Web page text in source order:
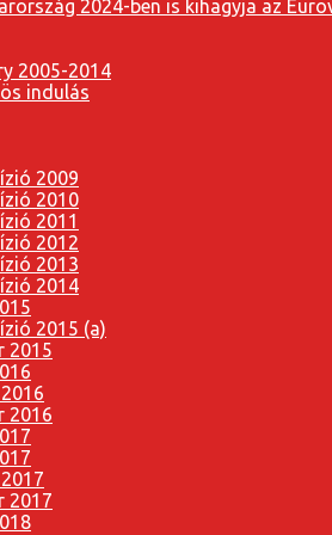
2024-ben is kihagyja az
2005-2014
indulás
2009
2010
2011
2012
2013
2014
2015 (a)
2015
2016
2017